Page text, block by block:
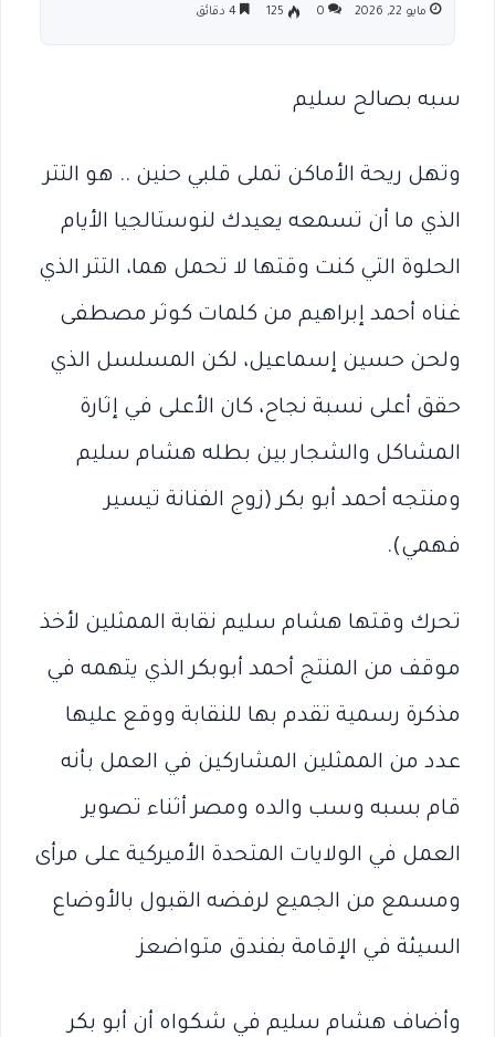
مايو 22, 2026 0
125
سبه بصالح سليم
وتهل ريحة الأماكن تملى قلبي حنين .. هو التتر
الذي ما أن تسمعه يعيدك لنوستالجيا الأيام
الحلوة التي كنت وقتها لا تحمل هما، التتر الذي
غناه أحمد إبراهيم من كلمات كوثر مصطفى
ولحن حسين إسماعيل، لكن المسلسل الذي
حقق أعلى نسبة نجاح، كان الأعلى في إثارة
المشاكل والشجار بين بطله هشام سليم
ومنتجه أحمد أبو بكر (زوج الفنانة تيسير
فهمي).
تحرك وقتها هشام سليم نقابة الممثلين لأخذ
موقف من المنتج أحمد أبوبكر الذي يتهمه في
مذكرة رسمية تقدم بها للنقابة ووقع عليها
عدد من الممثلين المشاركين في العمل بأنه
قام بسبه وسب والده ومصر أثناء تصوير
العمل في الولايات المتحدة الأميركية على مرأى
ومسمع من الجميع لرفضه القبول بالأوضاع
السيئة في الإقامة بفندق متواضعز
وأضاف هشام سليم في شكواه أن أبو بكر